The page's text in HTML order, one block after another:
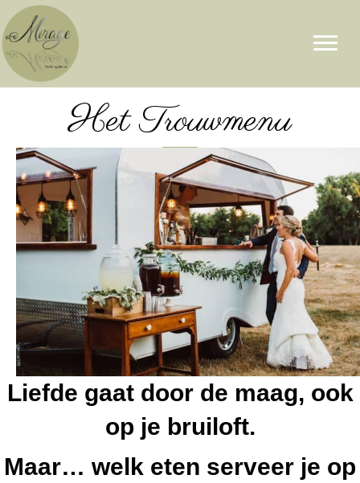
Het Trouwmenu
Liefde gaat door de maag, ook
op je bruiloft.
Maar… welk eten serveer je op